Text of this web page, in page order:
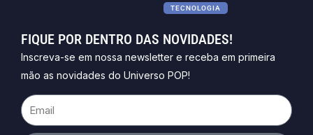
TECNOLOGIA
FIQUE POR DENTRO DAS NOVIDADES!
Inscreva-se em nossa newsletter e receba em primeira
mão as novidades do Universo POP!
Email